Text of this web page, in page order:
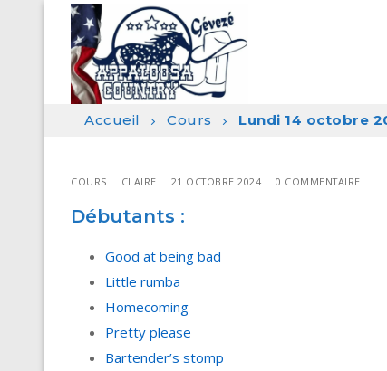
contenu
Accueil Cours Lundi 14 octobre
COURS CLAIRE 21 OCTOBRE 2024 0 COMMENTAIRE
Débutants :
Good at being bad
Little rumba
Homecoming
Pretty please
Bartender’s stomp